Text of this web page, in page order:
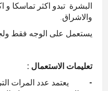
البشرة تبدو اكثر تماسكا و
والاشراق.
يستعمل على الوجه فقط
تعليمات الاستعمال :
- يعتمد عدد المرات